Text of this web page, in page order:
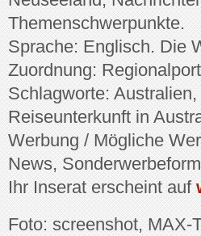
Themenschwerpunkte.
Sprache: Englisch. Die
Zuordnung:
Schlagworte:
Reiseunterkunft in
Werbung / Mögliche
News,
Ihr Inserat erscheint auf
Foto: screenshot, MAX-